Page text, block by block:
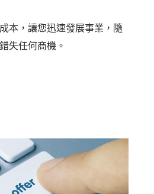
本，讓您迅速發展事業，隨
失任何商機。